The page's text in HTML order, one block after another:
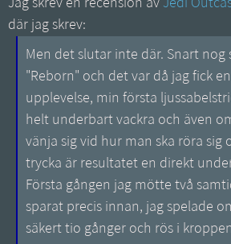
Jag skrev en recension av Jedi
där jag skrev:
Men det slutar inte där. Snart nog
"Reborn" och det var då jag fick
upplevelse, min första
helt underbart vackra och även
vänja sig vid hur man ska röra sig
trycka är resultatet en direkt
Första gången jag mötte två
sparat precis innan, jag spelade
säkert tio gånger och rös i